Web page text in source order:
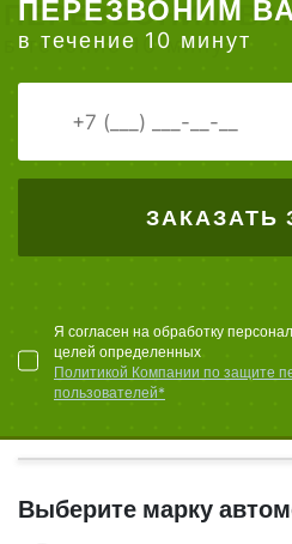
ПЕРЕЗВОНИМ
в течение 10 минут
ЗАКАЗАТЬ
Я согласен на обработку
целей определенных
Политикой Компании по защите
пользователей*
Выберите марку